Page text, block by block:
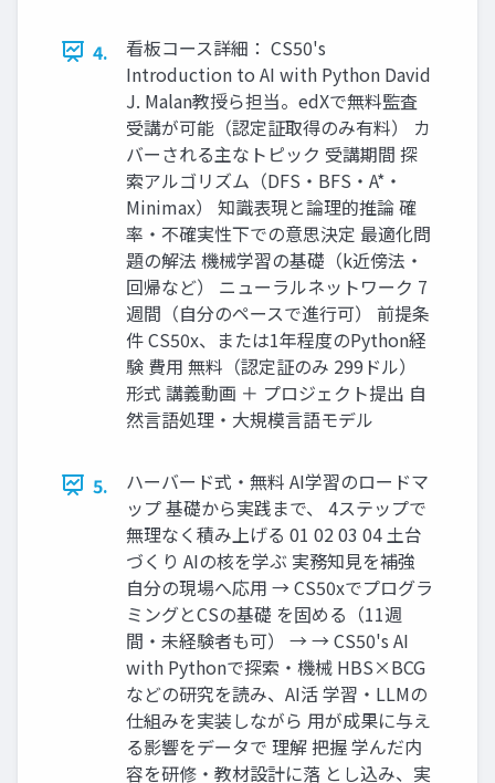
4.
看板コース詳細： CS50's
Introduction to AI with Python David
J. Malan教授ら担当。edXで無料監査
受講が可能（認定証取得のみ有料） カ
バーされる主なトピック 受講期間 探
索アルゴリズム（DFS・BFS・A*・
Minimax） 知識表現と論理的推論 確
率・不確実性下での意思決定 最適化問
題の解法 機械学習の基礎（k近傍法・
回帰など） ニューラルネットワーク 7
週間（自分のペースで進行可） 前提条
件 CS50x、または1年程度のPython経
験 費用 無料（認定証のみ 299ドル）
形式 講義動画 ＋ プロジェクト提出 自
然言語処理・大規模言語モデル
5.
ハーバード式・無料 AI学習のロードマ
ップ 基礎から実践まで、 4ステップで
無理なく積み上げる 01 02 03 04 土台
づくり AIの核を学ぶ 実務知見を補強
自分の現場へ応用 → CS50xでプログラ
ミングとCSの基礎 を固める（11週
間・未経験者も可） → → CS50's AI
with Pythonで探索・機械 HBS×BCG
などの研究を読み、AI活 学習・LLMの
仕組みを実装しながら 用が成果に与え
る影響をデータで 理解 把握 学んだ内
容を研修・教材設計に落 とし込み、実